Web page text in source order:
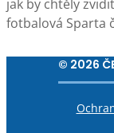
jak by chtěly
fotbalová Sparta
© 2026